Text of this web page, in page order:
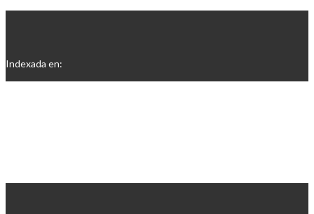
Indexada en: